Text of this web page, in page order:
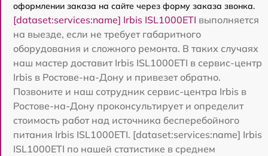
оформлении заказа на сайте через форму заказа звонка.
[dataset:services:name] Irbis ISL1000ETI выполняется
на выезде, если не требует габаритного
оборудования и сложного ремонта. В таких случаях
наш мастер доставит Irbis ISL1000ETI в сервис-центр
Irbis в Ростове-на-Дону и привезет обратно.
Позвоните и наш сотрудник сервис-центра Irbis в
Ростове-на-Дону проконсультирует и определит
стоимость работ над источника бесперебойного
питания Irbis ISL1000ETI. [dataset:services:name] Irbis
ISL1000ETI по нашей статистике в среднем